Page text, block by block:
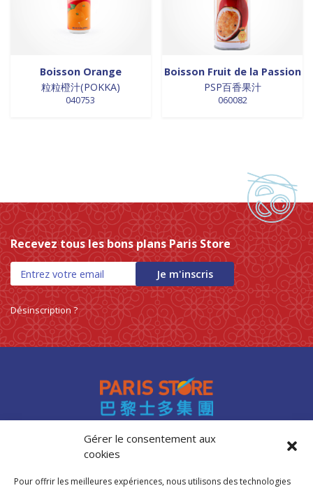
Gérer le consentement aux
cookies
Pour offrir les meilleures expériences, nous utilisons des technologies
Boisson Orange
粒粒橙汁(POKKA)
040753
Boisson Fruit de la Passion
PSP百香果汁
060082
Recevez tous les bons plans Paris Store
Je m'inscris
Désinscription ?
Accès professionnels